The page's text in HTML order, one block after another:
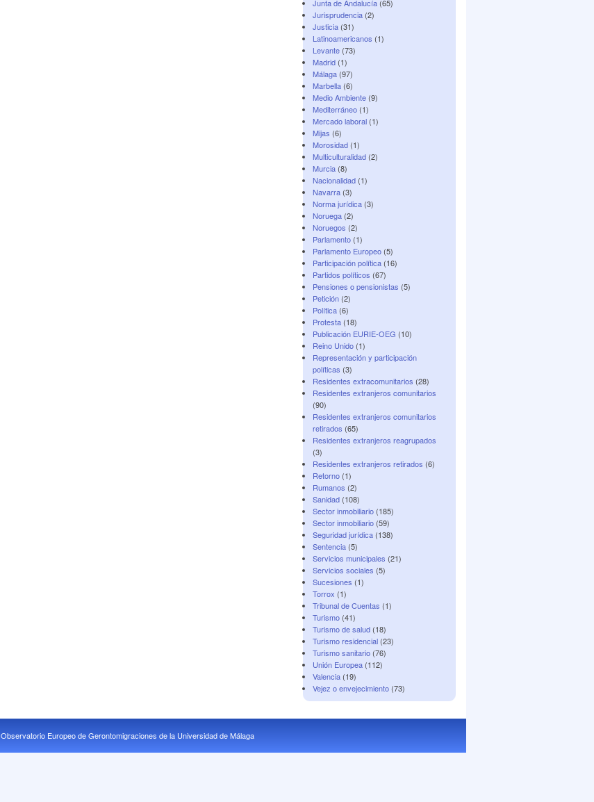
Junta de Andalucía (65)
Jurisprudencia (2)
Justicia (31)
Latinoamericanos (1)
Levante (73)
Madrid (1)
Málaga (97)
Marbella (6)
Medio Ambiente (9)
Mediterráneo (1)
Mercado laboral (1)
Mijas (6)
Morosidad (1)
Multiculturalidad (2)
Murcia (8)
Nacionalidad (1)
Navarra (3)
Norma jurí­dica (3)
Noruega (2)
Noruegos (2)
Parlamento (1)
Parlamento Europeo (5)
Participación política (16)
Partidos políticos (67)
Pensiones o pensionistas (5)
Petición (2)
Polí­tica (6)
Protesta (18)
Publicación EURIE-OEG (10)
Reino Unido (1)
Representación y participación
políticas (3)
Residentes extracomunitarios (28)
Residentes extranjeros comunitarios
(90)
Residentes extranjeros comunitarios
retirados (65)
Residentes extranjeros reagrupados
(3)
Residentes extranjeros retirados (6)
Retorno (1)
Rumanos (2)
Sanidad (108)
Sector inmobiliario (185)
Sector inmobiliario (59)
Seguridad jurídica (138)
Sentencia (5)
Servicios municipales (21)
Servicios sociales (5)
Sucesiones (1)
Torrox (1)
Tribunal de Cuentas (1)
Turismo (41)
Turismo de salud (18)
Turismo residencial (23)
Turismo sanitario (76)
Unión Europea (112)
Valencia (19)
Vejez o envejecimiento (73)
Observatorio Europeo de Gerontomigraciones de la Universidad de Málaga